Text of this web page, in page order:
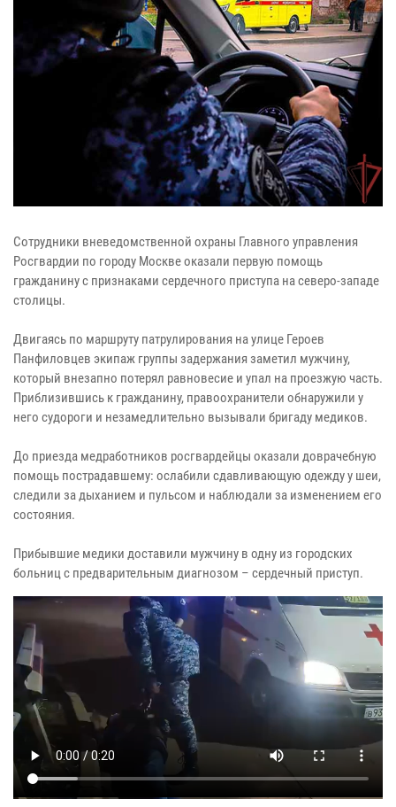
Сотрудники вневедомственной охраны Главного управления
Росгвардии по городу Москве оказали первую помощь
гражданину с признаками сердечного приступа на северо-западе
столицы.
Двигаясь по маршруту патрулирования на улице Героев
Панфиловцев экипаж группы задержания заметил мужчину,
который внезапно потерял равновесие и упал на проезжую часть.
Приблизившись к гражданину, правоохранители обнаружили у
него судороги и незамедлительно вызывали бригаду медиков.
До приезда медработников росгвардейцы оказали доврачебную
помощь пострадавшему: ослабили сдавливающую одежду у шеи,
следили за дыханием и пульсом и наблюдали за изменением его
состояния.
Прибывшие медики доставили мужчину в одну из городских
больниц с предварительным диагнозом – сердечный приступ.